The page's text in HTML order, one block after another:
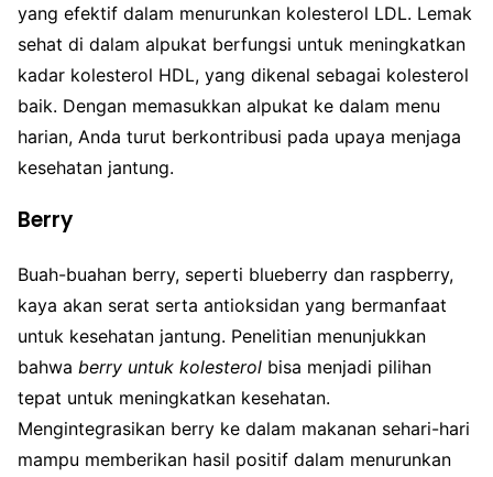
yang efektif dalam menurunkan kolesterol LDL. Lemak
sehat di dalam alpukat berfungsi untuk meningkatkan
kadar kolesterol HDL, yang dikenal sebagai kolesterol
baik. Dengan memasukkan alpukat ke dalam menu
harian, Anda turut berkontribusi pada upaya menjaga
kesehatan jantung.
Berry
Buah-buahan berry, seperti blueberry dan raspberry,
kaya akan serat serta antioksidan yang bermanfaat
untuk kesehatan jantung. Penelitian menunjukkan
bahwa berry untuk kolesterol bisa menjadi pilihan
tepat untuk meningkatkan kesehatan.
Mengintegrasikan berry ke dalam makanan sehari-hari
mampu memberikan hasil positif dalam menurunkan